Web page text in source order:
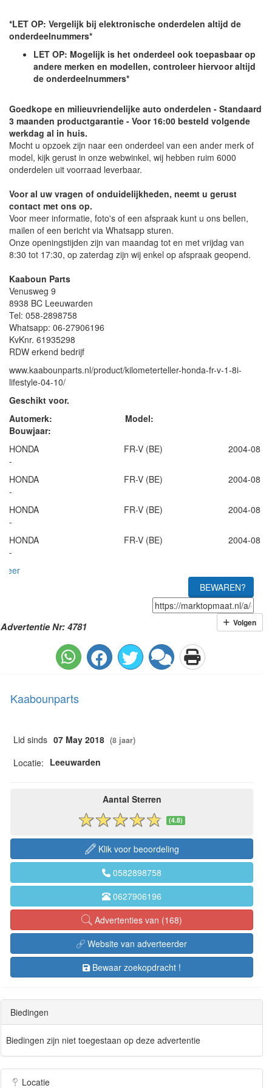
*LET OP: Vergelijk bij elektronische onderdelen altijd de
onderdeelnummers*
LET OP: Mogelijk is het onderdeel ook toepasbaar op
andere merken en modellen, controleer hiervoor altijd
de onderdeelnummers*
Goedkope en milieuvriendelijke auto onderdelen - Standaard
3 maanden productgarantie - Voor 16:00 besteld volgende
werkdag al in huis.
Mocht u opzoek zijn naar een onderdeel van een ander merk of
model, kijk gerust in onze webwinkel, wij hebben ruim 6000
onderdelen uit voorraad leverbaar.
Voor al uw vragen of onduidelijkheden, neemt u gerust
contact met ons op.
Voor meer informatie, foto's of een afspraak kunt u ons bellen,
mailen of een bericht via Whatsapp sturen.
Onze openingstijden zijn van maandag tot en met vrijdag van
8:30 tot 17:30, op zaterdag zijn wij enkel op afspraak geopend.
Kaaboun Parts
Venusweg 9
8938 BC Leeuwarden
Tel: 058-2898758
Whatsapp: 06-27906196
KvKnr. 61935298
RDW erkend bedrijf
www.kaabounparts.nl/product/kilometerteller-honda-fr-v-1-8i-
lifestyle-04-10/
Geschikt voor.
Automerk: Model:
Bouwjaar:
HONDA FR-V (BE) 2004-08
-
HONDA FR-V (BE) 2004-08
-
HONDA FR-V (BE) 2004-08
-
HONDA FR-V (BE) 2004-08
-
meer
BEWAREN?
Advertentie Nr: 4781 Volgen
Kaabounparts
Lid sinds 07 May 2018 (8 jaar)
Locatie: Leeuwarden
Aantal Sterren
(4.8)
Klik voor beoordeling
0582898758
0627906196
Advertenties van (168)
Website van adverteerder
Bewaar zoekopdracht !
Biedingen
Biedingen zijn niet toegestaan op deze advertentie
Locatie